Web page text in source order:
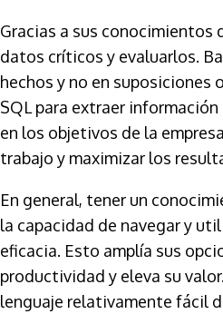
Gracias a sus conocimientos
datos críticos y evaluarlos.
hechos y no en suposiciones
SQL para extraer
en los objetivos de la
trabajo y maximizar los
En general, tener un
la capacidad de navegar y
eficacia. Esto amplía sus
productividad y eleva su
lenguaje relativamente fácil